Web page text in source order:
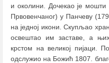
и околини. Дочекао је
Првовенчаног) у Панчеву
на једној икони. Скупљао
освештао им заставе, а
крстом на великој пијаци.
одслужио на Божић 1807.